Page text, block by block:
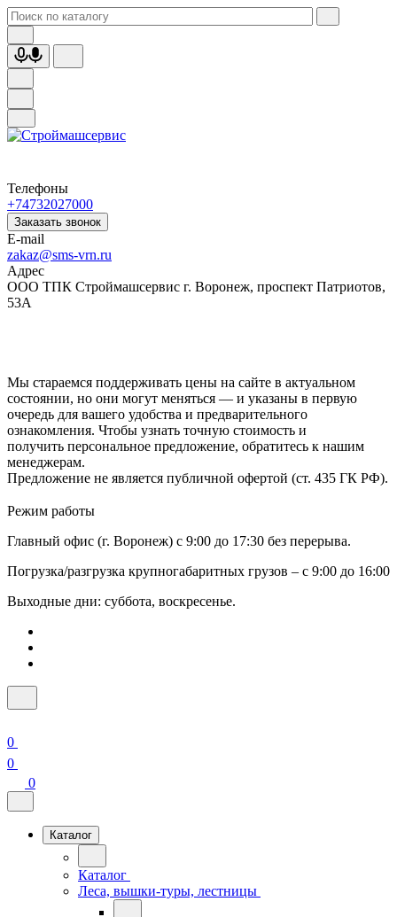
Телефоны
+74732027000
Заказать звонок
E-mail
zakaz@sms-vrn.ru
Адрес
ООО ТПК Строймашсервис г. Воронеж, проспект Патриотов,
53А
Мы стараемся поддерживать цены на сайте в актуальном
состоянии, но они могут меняться — и указаны в первую
очередь для вашего удобства и предварительного
ознакомления. Чтобы узнать точную стоимость и
получить персональное предложение, обратитесь к нашим
менеджерам.
Предложение не является публичной офертой (ст. 435 ГК РФ).
Режим работы
Главный офис (г. Воронеж) с 9:00 до 17:30 без перерыва.
Погрузка/разгрузка крупногабаритных грузов – с 9:00 до 16:00
Выходные дни: суббота, воскресенье.
0
0
0
Каталог
Каталог
Леса, вышки-туры, лестницы